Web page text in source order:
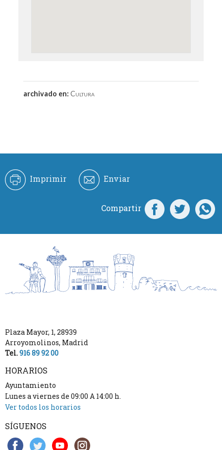
archivado en:Cultura
Imprimir Enviar
Compartir
Plaza Mayor, 1, 28939
Arroyomolinos, Madrid
Tel.916 89 92 00
HORARIOS
Ayuntamiento
Lunes a viernes de 09:00 A 14:00 h.
Ver todos los horarios
SÍGUENOS